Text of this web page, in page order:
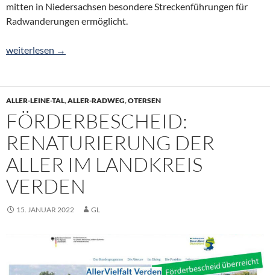
mitten in Niedersachsen besondere Streckenführungen für
Radwanderungen ermöglicht.
1. Mai: Start in Radwander- & Fährsaison 2022
weiterlesen →
ALLER-LEINE-TAL,ALLER-RADWEG,OTERSEN
FÖRDERBESCHEID:
RENATURIERUNG DER
ALLER IM LANDKREIS
VERDEN
15. JANUAR 2022 GL